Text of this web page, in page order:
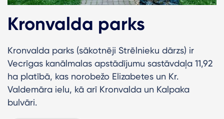
Kronvalda parks
Kronvalda parks (sākotnēji Strēlnieku dārzs) ir
Vecrīgas kanālmalas apstādījumu sastāvdaļa 11,92
ha platībā, kas norobežo Elizabetes un Kr.
Valdemāra ielu, kā arī Kronvalda un Kalpaka
bulvāri.